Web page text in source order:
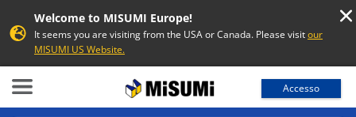
Welcome to MISUMI Europe!
It seems you are visiting from the USA or Canada. Please visitour
MISUMI US Website.
Accesso